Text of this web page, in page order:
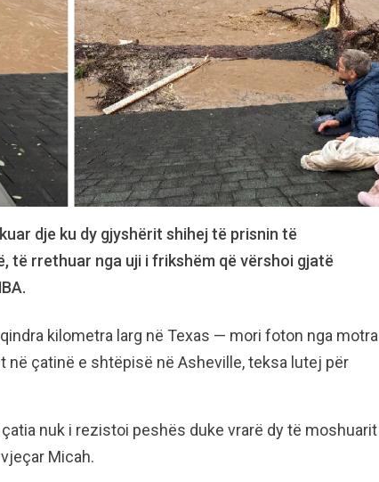
dje ku dy gjyshërit shihej të prisnin të
të rrethuar nga uji i frikshëm që vërshoi gjatë
kilometra larg në Texas — mori foton nga motra
në çatinë e shtëpisë në Asheville, teksa lutej për
nuk i rezistoi peshës duke vrarë dy të moshuarit
Micah.